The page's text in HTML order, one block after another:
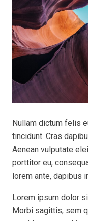
Nullam dictum felis
tincidunt. Cras
Aenean vulputate
porttitor eu,
lorem ante, dapibus
Lorem ipsum dolor
Morbi sagittis, sem